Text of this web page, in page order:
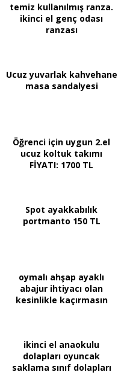
temiz kullanılmış ranza.
ikinci el genç odası
ranzası
Ucuz yuvarlak kahvehane
masa sandalyesi
Öğrenci için uygun 2.el
ucuz koltuk takımı
FİYATI: 1700 TL
Spot ayakkabılık
portmanto 150 TL
oymalı ahşap ayaklı
abajur ihtiyacı olan
kesinlikle kaçırmasın
ikinci el anaokulu
dolapları oyuncak
saklama sınıf dolapları